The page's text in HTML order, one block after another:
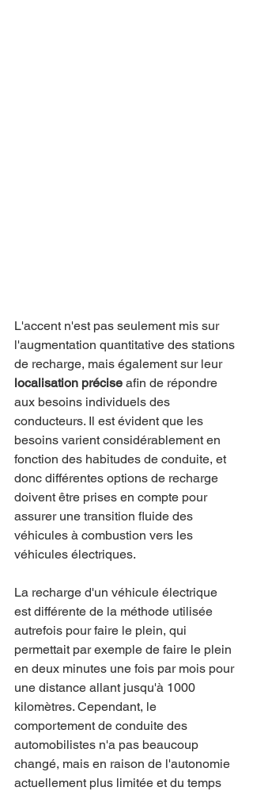
L'accent n'est pas seulement mis sur
l'augmentation quantitative des stations
de recharge, mais également sur leur
localisation précise afin de répondre
aux besoins individuels des
conducteurs. Il est évident que les
besoins varient considérablement en
fonction des habitudes de conduite, et
donc différentes options de recharge
doivent être prises en compte pour
assurer une transition fluide des
véhicules à combustion vers les
véhicules électriques.
La recharge d'un véhicule électrique
est différente de la méthode utilisée
autrefois pour faire le plein, qui
permettait par exemple de faire le plein
en deux minutes une fois par mois pour
une distance allant jusqu'à 1000
kilomètres. Cependant, le
comportement de conduite des
automobilistes n'a pas beaucoup
changé, mais en raison de l'autonomie
actuellement plus limitée et du temps